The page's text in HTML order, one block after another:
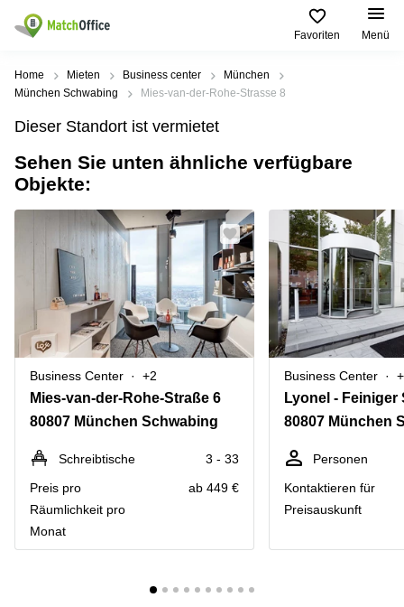
Favoriten Menü
Mieten / Vermieten
Produktseiten
Büro
mieten
Coworking
Space
Seminarraum
Virtuelles
Büro
Beliebte
Städte
Büro
mieten
Geschäftsadresse
Hamburg
Geschäftsadresse
mieten
Düsseldorf
Geschäftsadresse
Stuttgart
Büro
Düsseldorf
Büro
Köln
mieten
Essen
Beliebte
Suchanfragen
Regus
Dortmund
Ruhrallee
Dortmund
Office Club
Ballindamm
3
Rahel-
Hirsch-
Straße
Berlin
Kienberger
Berlin
Schönefeld
Bahnhofstrasse
8 Hannover
Hilfe
Über uns
Büro vermieten
Log-in
Home Mieten Business center
München
München Schwabing
Mies-van-der-Rohe-Strasse 8
Dieser Standort ist vermietet
Sehen Sie unten ähnliche verfügbare
Objekte:
Business Center +2
Mies-van-der-Rohe-Straße 6
80807 München Schwabing
Schreibtische
3 - 33
Preis pro
Räumlichkeit pro
Monat
ab 449 €
Business Center
Lyonel - Feiniger
80807 München
Personen
Kontaktieren für
Preisauskunft